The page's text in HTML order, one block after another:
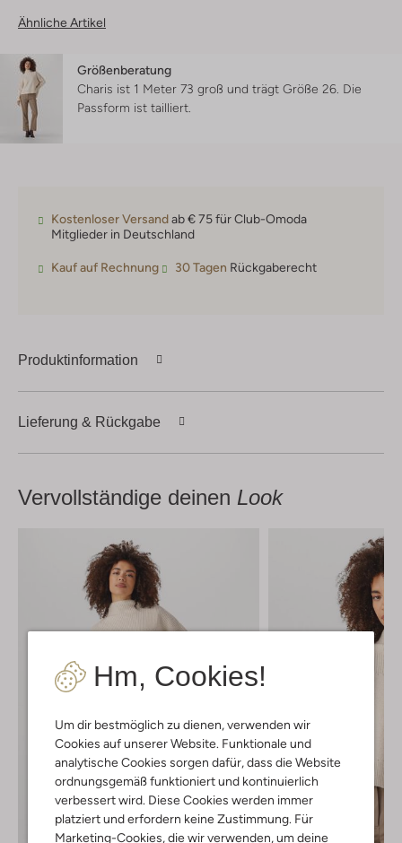
Hm, Cookies!
Um dir bestmöglich zu dienen, verwenden wir
Cookies auf unserer Website. Funktionale und
analytische Cookies sorgen dafür, dass die Website
ordnungsgemäß funktioniert und kontinuierlich
verbessert wird. Diese Cookies werden immer
platziert und erfordern keine Zustimmung. Für
Marketing-Cookies, die wir verwenden, um deine
Ähnliche Artikel
Größenberatung
Charis ist 1 Meter 73 groß und trägt Größe 26. Die
Passform ist tailliert
Kostenloser Versandab € 75 für Club-Omoda
Mitglieder in Deutschland
Kauf auf Rechnung 30 Tagen Rückgaberecht
Produktinformation
Lieferung & Rückgabe
Vervollständige deinen Look
Letzter Artikel